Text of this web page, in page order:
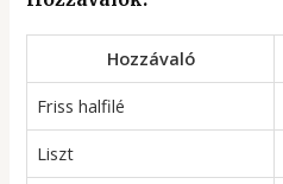
Hozzávaló
Friss halfilé
Liszt